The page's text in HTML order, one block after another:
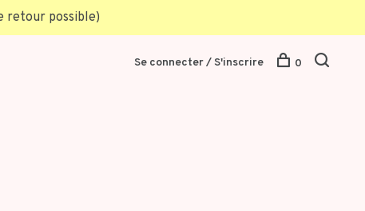
retour possible)
Se connecter / S'inscrire 0